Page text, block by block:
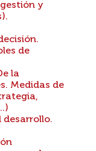
y
de
la
Medidas de
desarrollo.